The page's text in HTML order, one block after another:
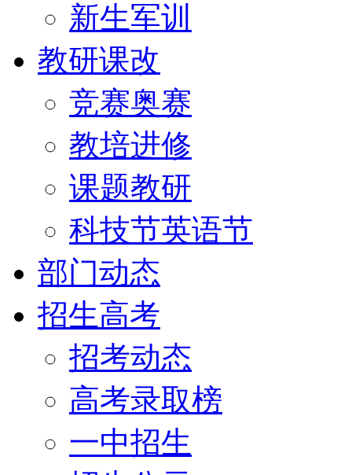
新生军训
教研课改
竞赛奥赛
教培进修
课题教研
科技节英语节
部门动态
招生高考
招考动态
高考录取榜
一中招生